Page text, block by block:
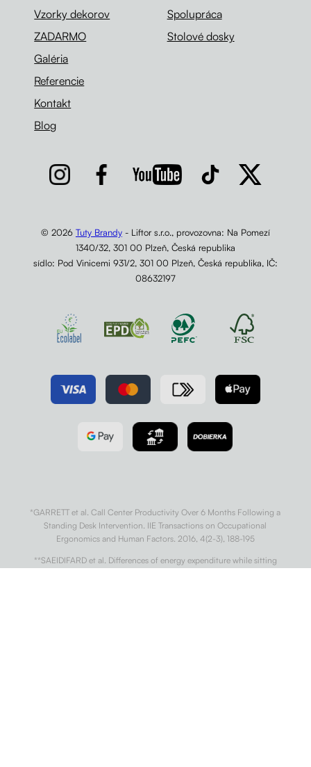
Vzorky dekorov
ZADARMO
Galéria
Referencie
Kontakt
Blog
Spolupráca
Stolové dosky
© 2026 Tuty Brandy- Liftor s.r.o., provozovna: Na Pomezí
1340/32, 301 00 Plzeň, Česká republika
sídlo: Pod Vinicemi 931/2, 301 00 Plzeň, Česká republika, IČ:
08632197
*GARRETT et al. Call Center Productivity Over 6 Months Following a
Standing Desk Intervention. IIE Transactions on Occupational
Ergonomics and Human Factors. 2016, 4(2-3), 188-195
**SAEIDIFARD et al. Differences of energy expenditure while sitting